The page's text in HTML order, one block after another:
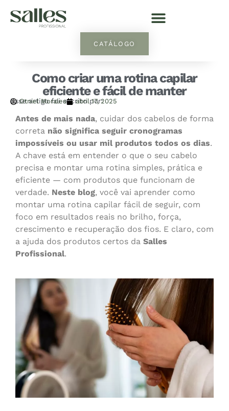
CATÁLOGO
Como criar uma rotina capilar
eficiente e fácil de manter
Esse artigo foi escrito por:
Otniel Morales abril 17, 2025
Antes de mais nada, cuidar dos cabelos de forma
correta não significa seguir cronogramas
impossíveis ou usar mil produtos todos os dias.
A chave está em entender o que o seu cabelo
precisa e montar uma rotina simples, prática e
eficiente — com produtos que funcionam de
verdade. Neste blog, você vai aprender como
montar uma rotina capilar fácil de seguir, com
foco em resultados reais no brilho, força,
crescimento e recuperação dos fios. E claro, com
a ajuda dos produtos certos da Salles
Profissional.